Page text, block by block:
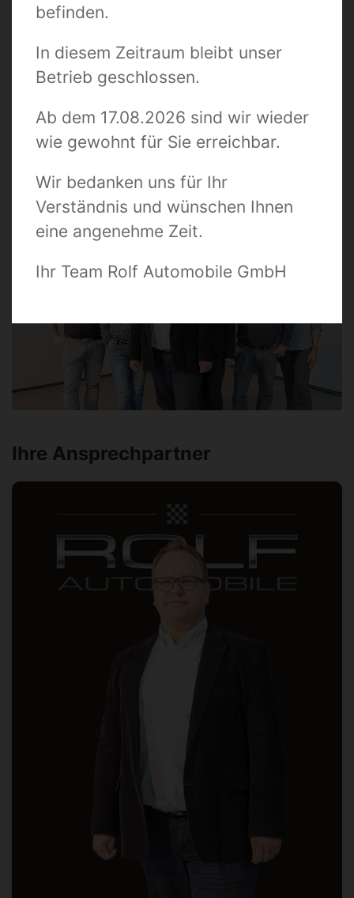
Über uns
Seit dem Jahre 1970 ist Herr Heinz Rolf in der Fahrzeugbranche
tätig. Es wurden zunächst Fahrzeuge der Marke Mercedes
nach Fernost exportiert. Im Jahre 1994 eröffnete Herr Rolf das
Im Jahre 2002 wurde weiter expandiert und es entstand an der
Splieterstraße 66 das jetzige Verkaufsgebäude auf einer
Betriebsfläche von ca. 11.300 qm. Seit April 2011 hat Herr
übernommen.
Ihre Ansprechpartner
befinden.
In diesem Zeitraum bleibt unser
Betrieb geschlossen.
Ab dem 17.08.2026 sind wir wieder
wie gewohnt für Sie erreichbar.
Wir bedanken uns für Ihr
Verständnis und wünschen Ihnen
eine angenehme Zeit.
Ihr Team Rolf Automobile GmbH